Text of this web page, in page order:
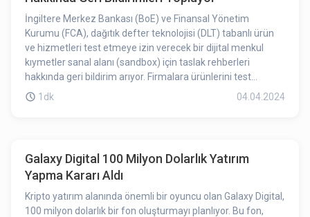
İngiltere Merkez Bankası (BoE) ve Finansal Yönetim
Kurumu (FCA), dağıtık defter teknolojisi (DLT) tabanlı ürün
ve hizmetleri test etmeye izin verecek bir dijital menkul
kıymetler sanal alanı (sandbox) için taslak rehberleri
hakkında geri bildirim arıyor. Firmalara ürünlerini test
etmeleri için kontrollü bir ortam sunan bu sanal alanın beş
1dk 04.04.2024
Galaxy Digital 100 Milyon Dolarlık Yatırım
Yapma Kararı Aldı
Kripto yatırım alanında önemli bir oyuncu olan Galaxy Digital,
100 milyon dolarlık bir fon oluşturmayı planlıyor. Bu fon,